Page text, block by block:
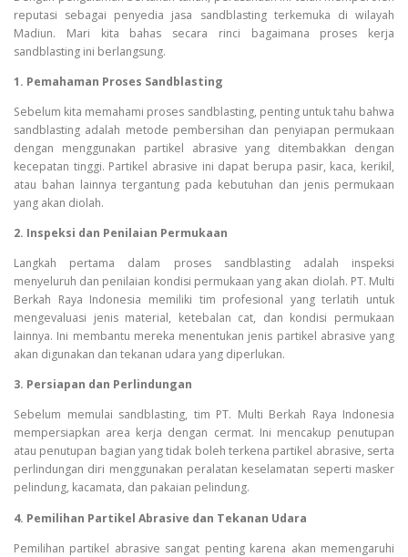
reputasi sebagai penyedia jasa sandblasting terkemuka di wilayah
Madiun. Mari kita bahas secara rinci bagaimana proses kerja
sandblasting ini berlangsung.
1. Pemahaman Proses Sandblasting
Sebelum kita memahami proses sandblasting, penting untuk tahu bahwa
sandblasting adalah metode pembersihan dan penyiapan permukaan
dengan menggunakan partikel abrasive yang ditembakkan dengan
kecepatan tinggi. Partikel abrasive ini dapat berupa pasir, kaca, kerikil,
atau bahan lainnya tergantung pada kebutuhan dan jenis permukaan
yang akan diolah.
2. Inspeksi dan Penilaian Permukaan
Langkah pertama dalam proses sandblasting adalah inspeksi
menyeluruh dan penilaian kondisi permukaan yang akan diolah. PT. Multi
Berkah Raya Indonesia memiliki tim profesional yang terlatih untuk
mengevaluasi jenis material, ketebalan cat, dan kondisi permukaan
lainnya. Ini membantu mereka menentukan jenis partikel abrasive yang
akan digunakan dan tekanan udara yang diperlukan.
3. Persiapan dan Perlindungan
Sebelum memulai sandblasting, tim PT. Multi Berkah Raya Indonesia
mempersiapkan area kerja dengan cermat. Ini mencakup penutupan
atau penutupan bagian yang tidak boleh terkena partikel abrasive, serta
perlindungan diri menggunakan peralatan keselamatan seperti masker
pelindung, kacamata, dan pakaian pelindung.
4. Pemilihan Partikel Abrasive dan Tekanan Udara
Pemilihan partikel abrasive sangat penting karena akan memengaruhi